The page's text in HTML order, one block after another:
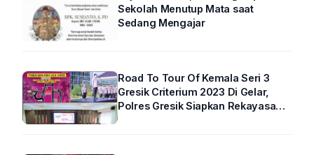
Sekolah Menutup Mata saat
Sedang Mengajar
Road To Tour Of Kemala Seri 3
Gresik Criterium 2023 Di Gelar,
Polres Gresik Siapkan Rekayasa